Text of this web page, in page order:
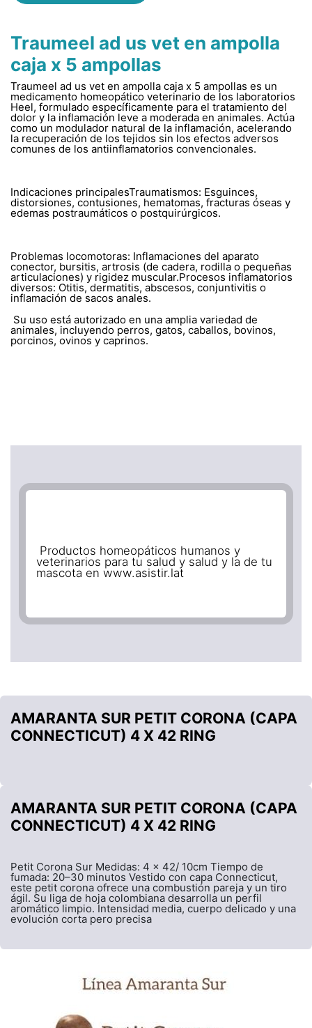
Traumeel ad us vet en ampolla
caja x 5 ampollas
Traumeel ad us vet en ampolla caja x 5 ampollas es un
medicamento homeopático veterinario de los laboratorios
Heel, formulado específicamente para el tratamiento del
dolor y la inflamación leve a moderada en animales. Actúa
como un modulador natural de la inflamación, acelerando
la recuperación de los tejidos sin los efectos adversos
comunes de los antiinflamatorios convencionales.
Indicaciones principalesTraumatismos: Esguinces,
distorsiones, contusiones, hematomas, fracturas óseas y
edemas postraumáticos o postquirúrgicos.
Problemas locomotoras: Inflamaciones del aparato
conector, bursitis, artrosis (de cadera, rodilla o pequeñas
articulaciones) y rigidez muscular.Procesos inflamatorios
diversos: Otitis, dermatitis, abscesos, conjuntivitis o
inflamación de sacos anales.
Su uso está autorizado en una amplia variedad de
animales, incluyendo perros, gatos, caballos, bovinos,
porcinos, ovinos y caprinos.
Productos homeopáticos humanos y
veterinarios para tu salud y salud y la de tu
mascota en www.asistir.lat
AMARANTA SUR PETIT CORONA (CAPA
CONNECTICUT) 4 X 42 RING
AMARANTA SUR PETIT CORONA (CAPA
CONNECTICUT) 4 X 42 RING
Petit Corona Sur Medidas: 4 x 42/ 10cm Tiempo de
fumada: 20–30 minutos Vestido con capa Connecticut,
este petit corona ofrece una combustión pareja y un tiro
ágil. Su liga de hoja colombiana desarrolla un perfil
aromático limpio. Intensidad media, cuerpo delicado y una
evolución corta pero precisa